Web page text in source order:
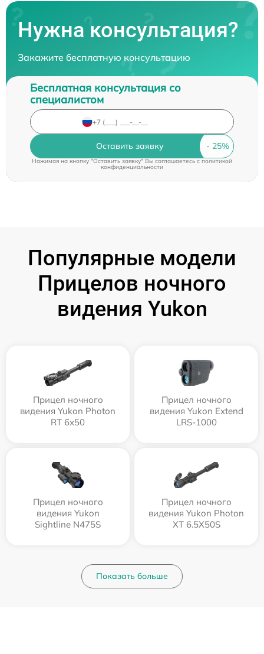
Нужна консультация?
Закажите бесплатную консультацию
Бесплатная консультация со
специалистом
Оставить заявку
Нажимая на кнопку "Оставить заявку" Вы соглашаетесь c политикой
конфиденциальности
Популярные модели
Прицелов ночного
видения Yukon
Прицел ночного
видения Yukon Photon
RT 6х50
Прицел ночного
видения Yukon Extend
LRS-1000
Прицел ночного
видения Yukon
Sightline N475S
Прицел ночного
видения Yukon Photon
XT 6.5X50S
Показать больше